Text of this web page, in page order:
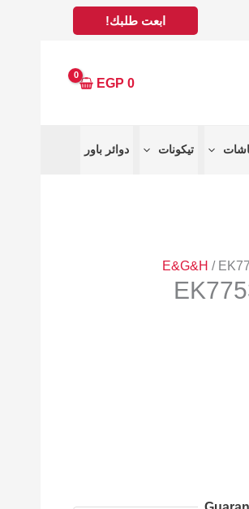
ابعت طلبك!
0
EGP
تيكونات دوائر باور
E&G&H /